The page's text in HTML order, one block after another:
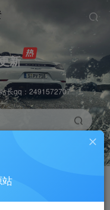
新
长qq：2491572707
站长招募
推荐